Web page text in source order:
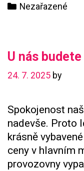
Categories
Nezařazené
U nás
24. 7. 2025 by
Spokojenost
nadevše. Proto
krásně
ceny v hlavním
provozovny